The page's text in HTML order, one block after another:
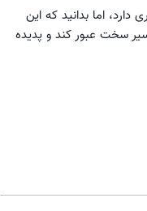
اما بدانید که این
سخت عبور کند و پدیده